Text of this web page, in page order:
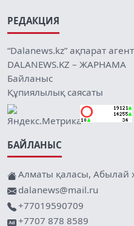
РЕДАКЦИЯ
“Dalanews.kz” ақпарат
DALANEWS.KZ – ЖАРНАМА
Байланыс
Құпиялылық саясаты
БАЙЛАНЫС
Алматы қаласы, Абылай
dalanews@mail.ru
+77019590709
+7707 878 8589